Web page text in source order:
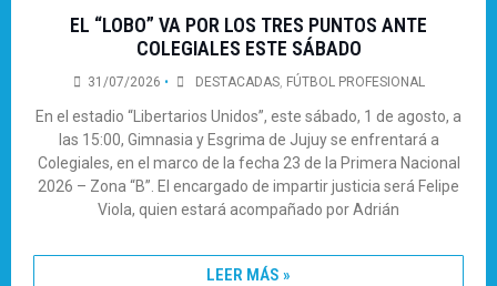
EL “LOBO” VA POR LOS TRES PUNTOS ANTE
COLEGIALES ESTE SÁBADO
31/07/2026 • DESTACADAS, FÚTBOL PROFESIONAL
En el estadio “Libertarios Unidos”, este sábado, 1 de agosto, a
las 15:00, Gimnasia y Esgrima de Jujuy se enfrentará a
Colegiales, en el marco de la fecha 23 de la Primera Nacional
2026 – Zona “B”. El encargado de impartir justicia será Felipe
Viola, quien estará acompañado por Adrián
LEER MÁS »